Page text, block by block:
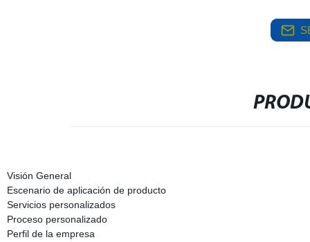
Visión General
Escenario de aplicación de producto
Servicios personalizados
Proceso personalizado
Perfil de la empresa